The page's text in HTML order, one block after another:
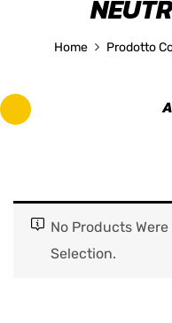
Home Prodotto
No Products
Selection.